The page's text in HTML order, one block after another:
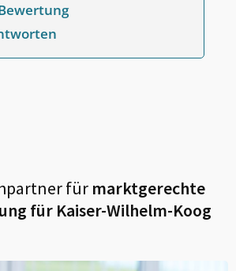
fürmarktgerechte
für Kaiser-Wilhelm-Koog